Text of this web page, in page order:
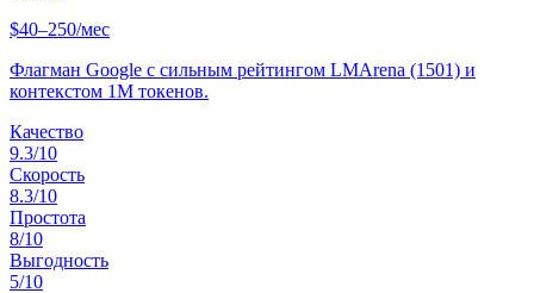
$40–250/мес
Флагман Google с сильным рейтингом LMArena (1501) и
контекстом 1M токенов.
Качество
9.3/10
Скорость
8.3/10
Простота
8/10
Выгодность
5/10